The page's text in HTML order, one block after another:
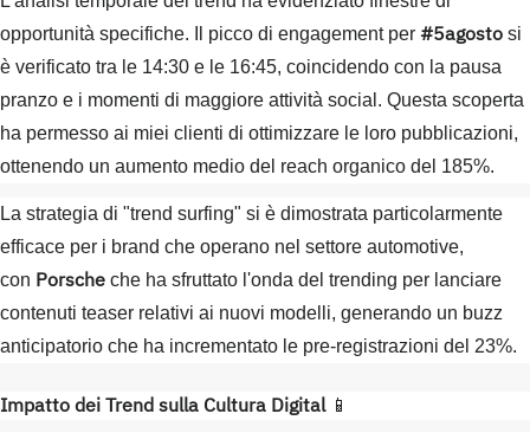
opportunità specifiche. Il picco di engagement per #5agosto si
è verificato tra le 14:30 e le 16:45, coincidendo con la pausa
pranzo e i momenti di maggiore attività social. Questa scoperta
ha permesso ai miei clienti di ottimizzare le loro pubblicazioni,
ottenendo un aumento medio del reach organico del 185%.
La strategia di "trend surfing" si è dimostrata particolarmente
efficace per i brand che operano nel settore automotive,
con Porsche che ha sfruttato l'onda del trending per lanciare
contenuti teaser relativi ai nuovi modelli, generando un buzz
anticipatorio che ha incrementato le pre-registrazioni del 23%.
Impatto dei Trend sulla Cultura Digital📱